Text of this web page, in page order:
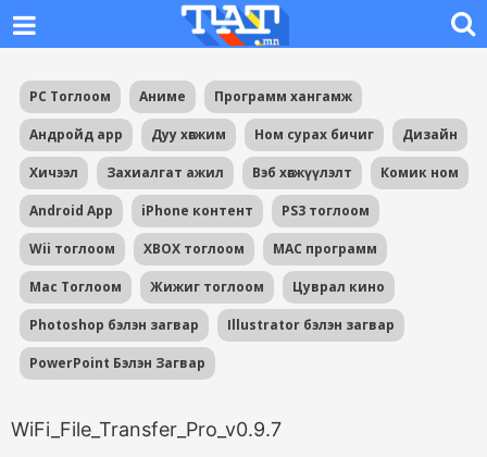
PC Тоглоом Аниме Программ хангамж
Андройд app Дуу хөгжим Ном сурах бичиг Дизайн
Хичээл Захиалгат ажил Вэб хөгжүүлэлт Комик ном
Android App iPhone контент PS3 тоглоом
Wii тоглоом XBOX тоглоом MAC программ
Mac Тоглоом Жижиг тоглоом Цуврал кино
Photoshop бэлэн загвар Illustrator бэлэн загвар
PowerPoint Бэлэн Загвар
WiFi_File_Transfer_Pro_v0.9.7